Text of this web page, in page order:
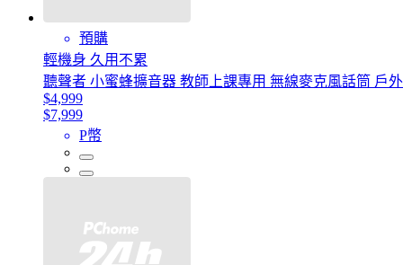
預購
輕機身 久用不累
聽聲者 小蜜蜂擴音器 教師上課專用 無線麥克風話筒 戶
$4,999
$7,999
P幣